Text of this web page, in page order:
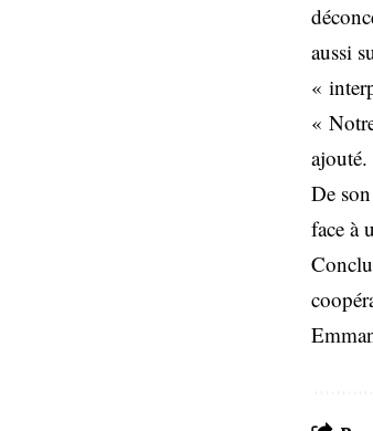
aussi
«
«
ajouté.
De
face à